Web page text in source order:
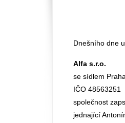
Dnešního dne
Alfa s.r.o.
se sídlem
IČO 48563251
společnost
jednající